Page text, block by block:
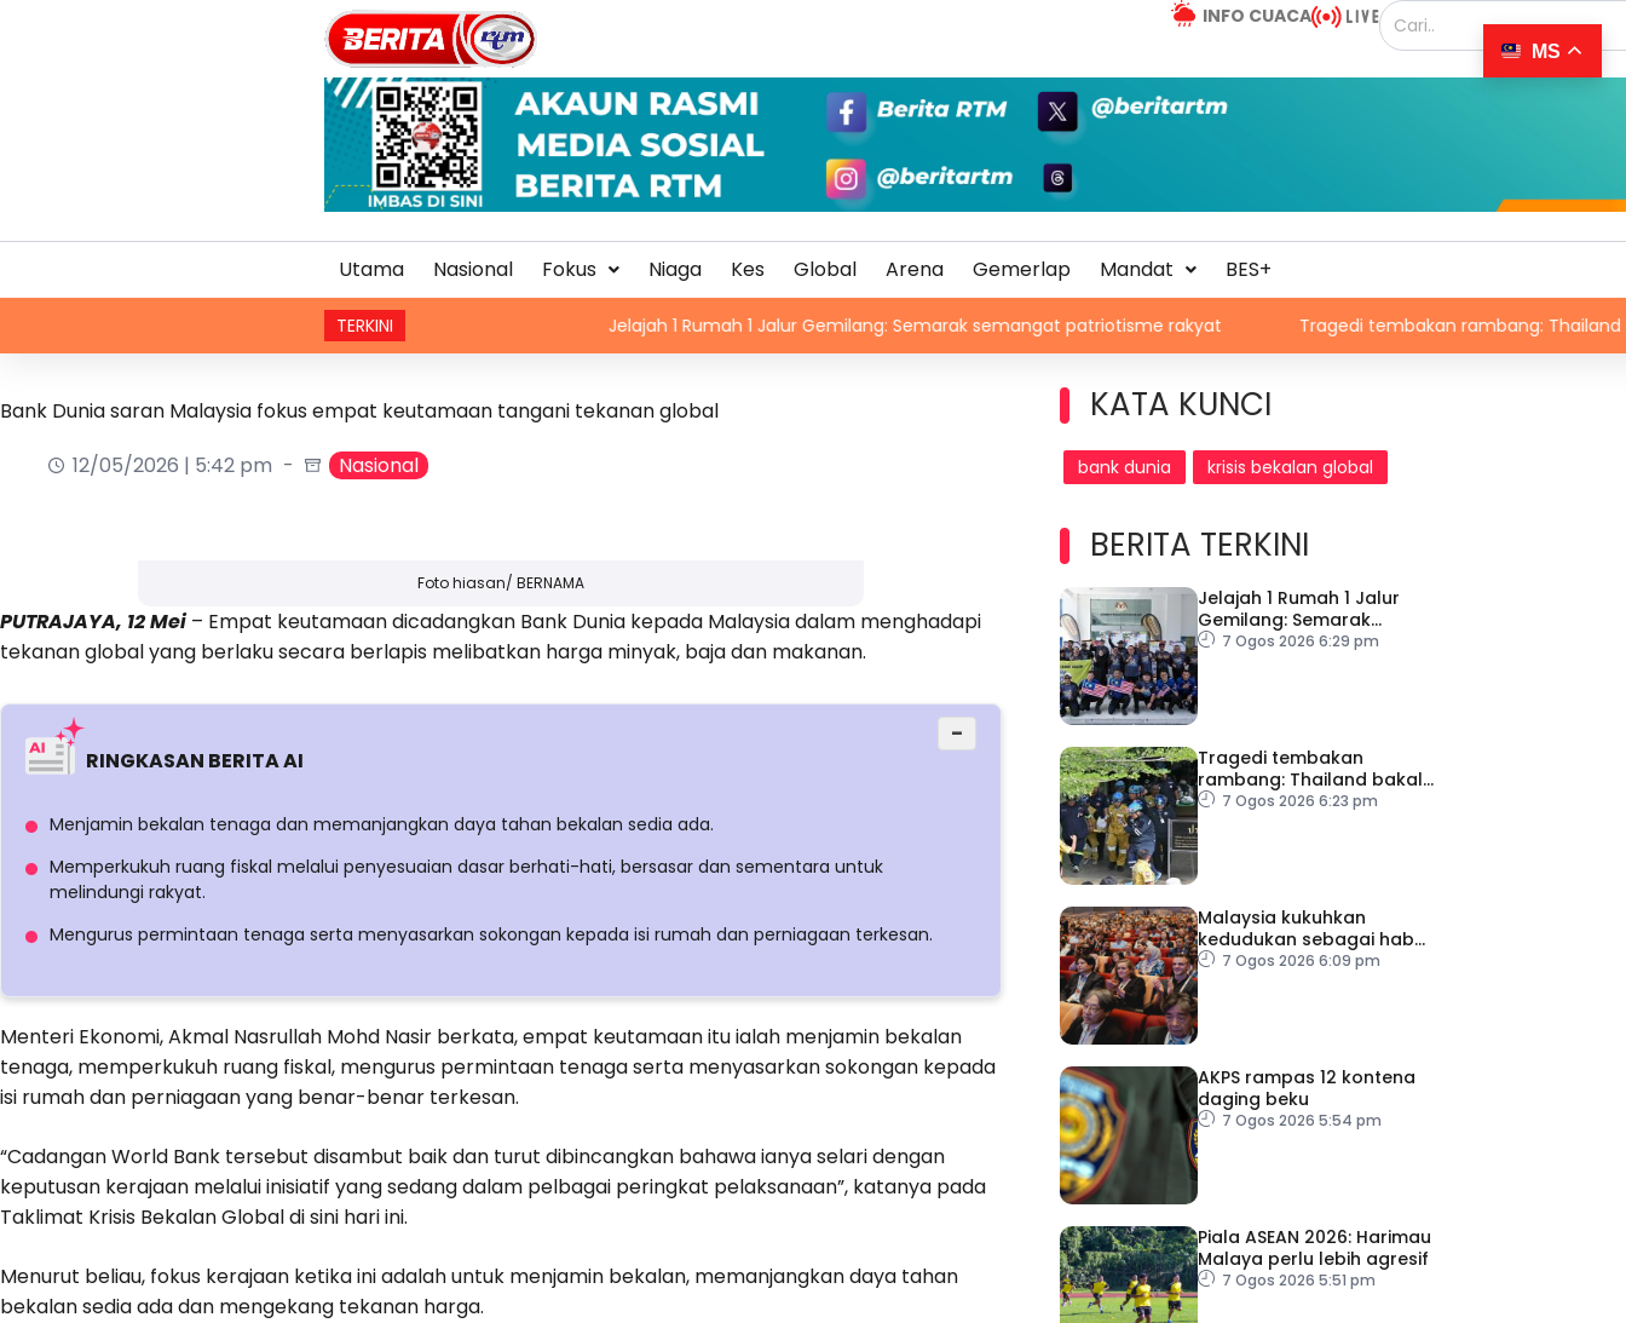
INFO CUACA
Utama Nasional Fokus Niaga Kes Global Arena Gemerlap Mandat BES+
TERKINI Jelajah 1 Rumah 1 Jalur Gemilang: Semarak semangat patriotisme rakyat Tragedi tembakan rambang: Thailand bakal
Bank Dunia saran Malaysia fokus empat keutamaan tangani tekanan global
12/05/2026 | 5:42 pm
Nasional
Foto hiasan/ BERNAMA
PUTRAJAYA, 12 Mei– Empat keutamaan dicadangkan Bank Dunia kepada Malaysia dalam menghadapi
tekanan global yang berlaku secara berlapis melibatkan harga minyak, baja dan makanan.
RINGKASAN BERITA AI
−
Menjamin bekalan tenaga dan memanjangkan daya tahan bekalan sedia ada.
Memperkukuh ruang fiskal melalui penyesuaian dasar berhati-hati, bersasar dan sementara untuk
melindungi rakyat.
Mengurus permintaan tenaga serta menyasarkan sokongan kepada isi rumah dan perniagaan terkesan.
Menteri Ekonomi, Akmal Nasrullah Mohd Nasir berkata, empat keutamaan itu ialah menjamin bekalan
tenaga, memperkukuh ruang fiskal, mengurus permintaan tenaga serta menyasarkan sokongan kepada
isi rumah dan perniagaan yang benar-benar terkesan.
“Cadangan World Bank tersebut disambut baik dan turut dibincangkan bahawa ianya selari dengan
keputusan kerajaan melalui inisiatif yang sedang dalam pelbagai peringkat pelaksanaan”, katanya pada
Taklimat Krisis Bekalan Global di sini hari ini.
Menurut beliau, fokus kerajaan ketika ini adalah untuk menjamin bekalan, memanjangkan daya tahan
bekalan sedia ada dan mengekang tekanan harga.
KATA KUNCI
bank dunia krisis bekalan global
BERITA TERKINI
Jelajah 1 Rumah 1 Jalur
Gemilang: Semarak
semangat patriotisme
7 Ogos 2026 6:29 pm
Tragedi tembakan
rambang: Thailand bakal
umum pelan tindakan
7 Ogos 2026 6:23 pm
Malaysia kukuhkan
kedudukan sebagai hab
acara perniagaan
7 Ogos 2026 6:09 pm
AKPS rampas 12 kontena
daging beku
7 Ogos 2026 5:54 pm
Piala ASEAN 2026: Harimau
Malaya perlu lebih agresif
7 Ogos 2026 5:51 pm
MS